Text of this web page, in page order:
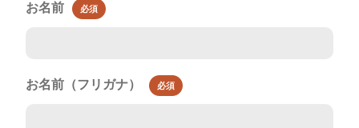
お名前 必須
お名前（フリガナ） 必須